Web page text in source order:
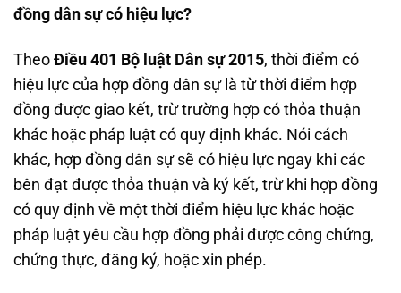
đồng dân sự có hiệu lực?
Theo Điều 401 Bộ luật Dân sự 2015, thời điểm có
hiệu lực của hợp đồng dân sự là từ thời điểm hợp
đồng được giao kết, trừ trường hợp có thỏa thuận
khác hoặc pháp luật có quy định khác. Nói cách
khác, hợp đồng dân sự sẽ có hiệu lực ngay khi các
bên đạt được thỏa thuận và ký kết, trừ khi hợp đồng
có quy định về một thời điểm hiệu lực khác hoặc
pháp luật yêu cầu hợp đồng phải được công chứng,
chứng thực, đăng ký, hoặc xin phép.